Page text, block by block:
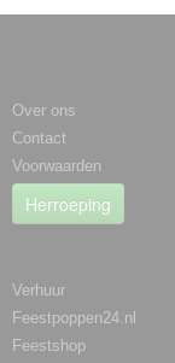
Over ons
Contact
Voorwaarden
Herroeping
Verhuur
Feestpoppen24.nl
Feestshop